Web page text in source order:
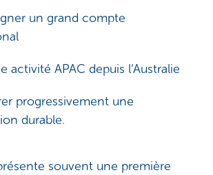
un grand compte
activité APAC depuis l’Australie
progressivement une
durable.
souvent une première